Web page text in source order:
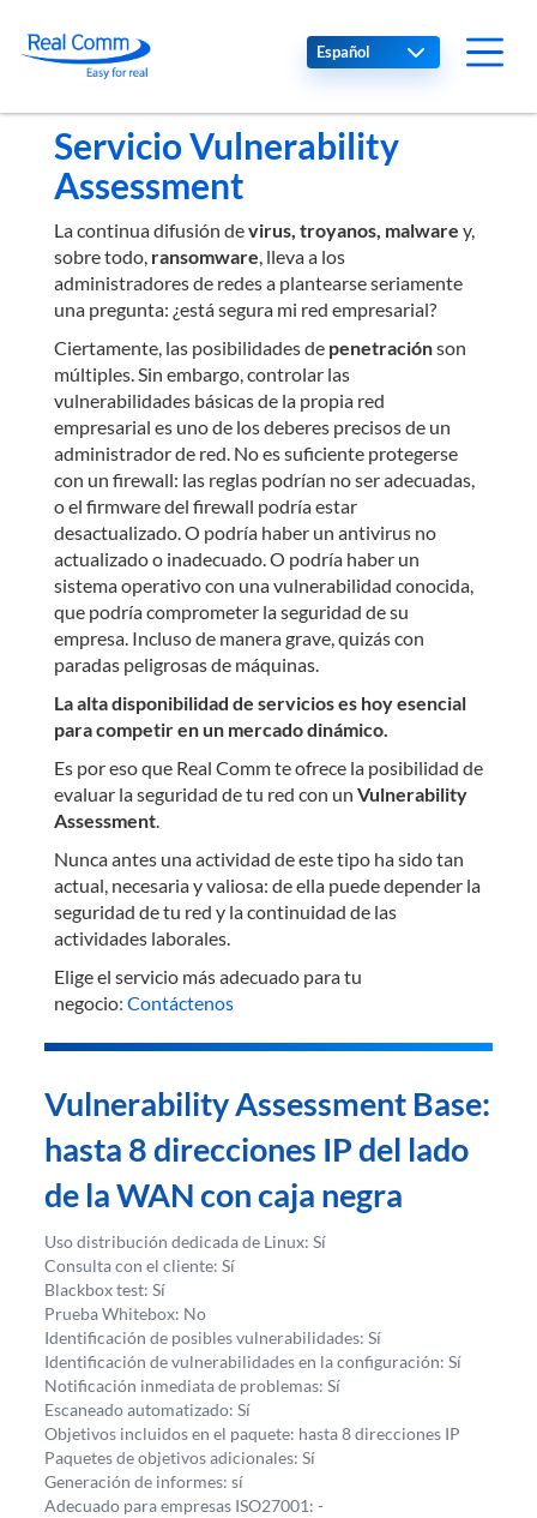
Select your language
Servicio Vulnerability
Assessment
La continua difusión devirus, troyanos, malware y,
sobre todo, ransomware, lleva a los
administradores de redes a plantearse seriamente
una pregunta: ¿está segura mi red empresarial?
Ciertamente, las posibilidades de penetraciónson
múltiples. Sin embargo, controlar las
vulnerabilidades básicas de la propia red
empresarial es uno de los deberes precisos de un
administrador de red. No es suficiente protegerse
con un firewall: las reglas podrían no ser adecuadas,
o el firmware del firewall podría estar
desactualizado. O podría haber un antivirus no
actualizado o inadecuado. O podría haber un
sistema operativo con una vulnerabilidad conocida,
que podría comprometer la seguridad de su
empresa. Incluso de manera grave, quizás con
paradas peligrosas de máquinas.
La alta disponibilidad de servicios es hoy esencial
para competir en un mercado dinámico.
Es por eso que Real Comm te ofrece la posibilidad de
evaluar la seguridad de tu red con un Vulnerability
Assessment.
Nunca antes una actividad de este tipo ha sido tan
actual, necesaria y valiosa: de ella puede depender la
seguridad de tu red y la continuidad de las
actividades laborales.
Elige el servicio más adecuado para tu
negocio: Contáctenos
Vulnerability Assessment Base:
hasta 8 direcciones IP del lado
de la WAN con caja negra
Uso distribución dedicada de Linux: Sí
Consulta con el cliente: Sí
Blackbox test: Sí
Prueba Whitebox: No
Identificación de posibles vulnerabilidades: Sí
Identificación de vulnerabilidades en la configuración: Sí
Notificación inmediata de problemas: Sí
Escaneado automatizado: Sí
Objetivos incluidos en el paquete: hasta 8 direcciones IP
Paquetes de objetivos adicionales: Sí
Generación de informes: sí
Adecuado para empresas ISO27001: -